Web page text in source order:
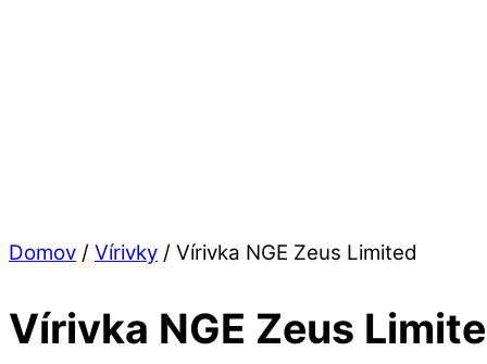
Domov / Vírivky / Vírivka NGE Zeus Limited
Vírivka NGE Zeus